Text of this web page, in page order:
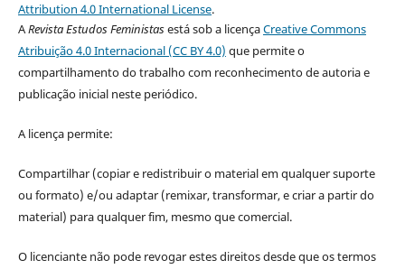
Attribution 4.0 International License.
ARevista Estudos Feministasestá sob a licençaCreative Commons
Atribuição 4.0 Internacional (CC BY 4.0) que permite o
compartilhamento do trabalho com reconhecimento de autoria e
publicação inicial neste periódico.
A licença permite:
Compartilhar (copiar e redistribuir o material em qualquer suporte
ou formato) e/ou adaptar (remixar, transformar, e criar a partir do
material) para qualquer fim, mesmo que comercial.
O licenciante não pode revogar estes direitos desde que os termos